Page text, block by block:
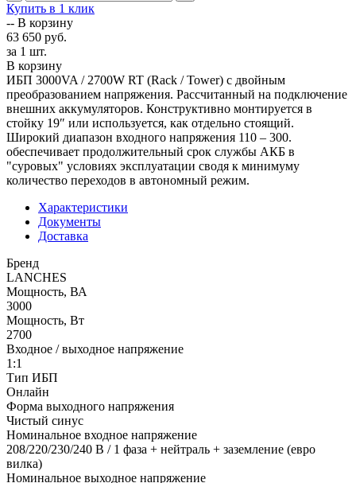
Купить в 1 клик
-- В корзину
63 650 руб.
за 1 шт.
В корзину
ИБП 3000VA / 2700W RT (Rack / Tower) с двойным
преобразованием напряжения. Рассчитанный на подключение
внешних аккумуляторов. Конструктивно монтируется в
стойку 19″ или используется, как отдельно стоящий.
Широкий диапазон входного напряжения 110 – 300.
обеспечивает продолжительный срок службы АКБ в
"суровых" условиях эксплуатации сводя к минимуму
количество переходов в автономный режим.
Характеристики
Документы
Доставка
Бренд
LANCHES
Мощность, ВА
3000
Мощность, Вт
2700
Входное / выходное напряжение
1:1
Тип ИБП
Онлайн
Форма выходного напряжения
Чистый синус
Номинальное входное напряжение
208/220/230/240 В / 1 фаза + нейтраль + заземление (евро
вилка)
Номинальное выходное напряжение